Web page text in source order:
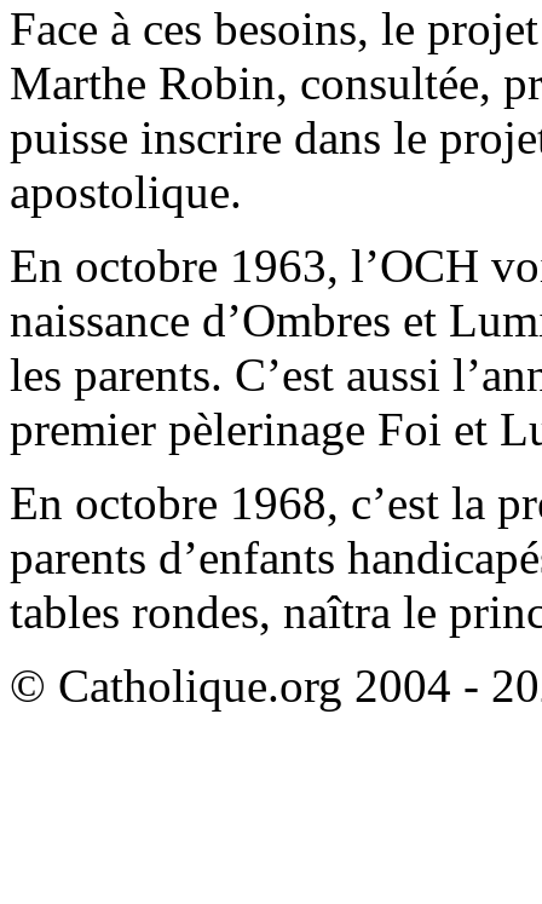
Face à ces besoins, le
Marthe Robin, consultée,
puisse inscrire dans le
apostolique.
En octobre 1963, l’OCH
naissance d’Ombres et
les parents. C’est aussi
premier pèlerinage Foi et
En octobre 1968, c’est la
parents d’enfants
tables rondes, naîtra le
© Catholique.org 2004 -